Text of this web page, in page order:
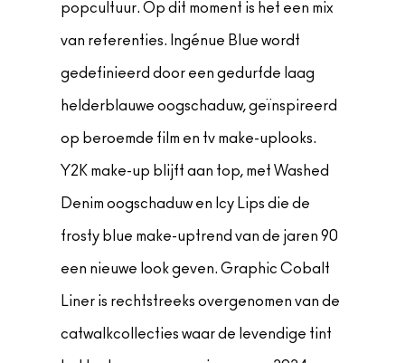
popcultuur. Op dit moment is het een mix
van referenties. Ingénue Blue wordt
gedefinieerd door een gedurfde laag
helderblauwe oogschaduw, geïnspireerd
op beroemde film en tv make-uplooks.
Y2K make-up blijft aan top, met Washed
Denim oogschaduw en Icy Lips die de
frosty blue make-uptrend van de jaren 90
een nieuwe look geven. Graphic Cobalt
Liner is rechtstreeks overgenomen van de
catwalkcollecties waar de levendige tint